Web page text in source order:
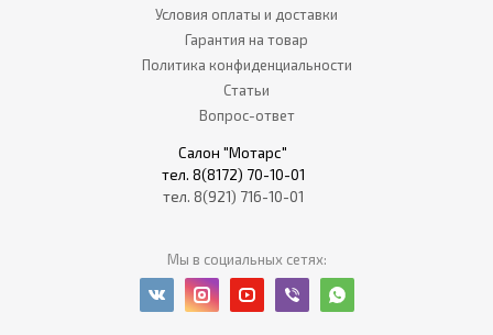
Условия оплаты и доставки
Гарантия на товар
Политика конфиденциальности
Статьи
Вопрос-ответ
Салон "Мотарс"
тел. 8(8172) 70-10-01
тел. 8(921) 716-10-01
Мы в социальных сетях: